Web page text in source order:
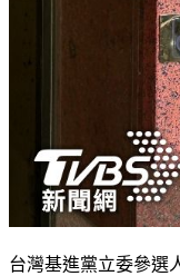
台灣基進黨立委參選